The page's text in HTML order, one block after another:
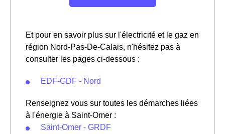
Et pour en savoir plus sur l'électricité et le gaz en
région Nord-Pas-De-Calais, n'hésitez pas à
consulter les pages ci-dessous :
EDF-GDF - Nord
Renseignez vous sur toutes les démarches liées
à l'énergie à Saint-Omer :
Saint-Omer - GRDF